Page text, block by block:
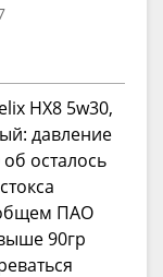
HX8 5w30,
давление
осталось
ПАО
90гр